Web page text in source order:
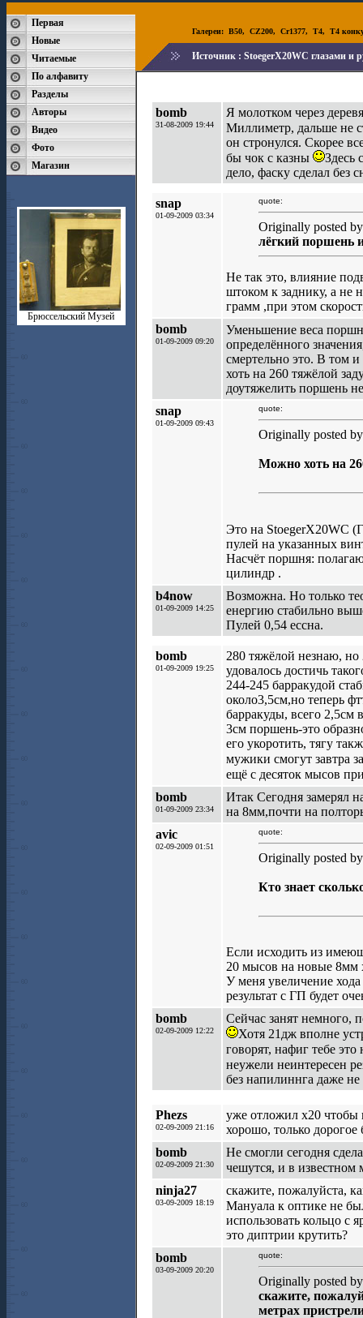
Первая
Новые
Читаемые
По алфавиту
Разделы
Авторы
Видео
Фото
Магазин
Брюссельский Музей
Галереи: B50, CZ200, Cr1377, T4, T4
Источник : StoegerX20WC глазами и
bomb
31-08-2009 19:44
Я молотком через
Миллиметр, дальше не
он стронулся. Скорее
бы чок с казны
Здесь
дело, фаску сделал без
snap
01-09-2009 03:34
quote:
Originally posted
лёгкий поршень
Не так это, влияние
штоком к заднику, а не
грамм ,при этом
bomb
01-09-2009 09:20
Уменьшение веса
определённого
смертельно это. В том
хоть на 260 тяжёлой
доутяжелить поршень
snap
01-09-2009 09:43
quote:
Originally posted
Можно хоть на
Это на StoegerX20WC
пулей на указанных
Насчёт поршня: полагаю
цилиндр .
b4now
01-09-2009 14:25
Возможна. Но только
енергию стабильно
Пулей 0,54 ессна.
bomb
01-09-2009 19:25
280 тяжёлой незнаю,
удовалось достичь
244-245 барракудой
около3,5см,но теперь
барракуды, всего 2,5см
3см поршень-это
его укоротить, тягу
мужики смогут завтра
ещё с десяток мысов
bomb
01-09-2009 23:34
Итак Сегодня замерял
на 8мм,почти на
avic
02-09-2009 01:51
quote:
Originally posted
Кто знает
Если исходить из
20 мысов на новые 8мм
У меня увеличение
результат с ГП будет
bomb
02-09-2009 12:22
Сейчас занят немного,
Хотя 21дж вполне
говорят, нафиг тебе
неужели неинтересен
без напилиннга даже
Phezs
02-09-2009 21:16
уже отложил х20 чтобы
хорошо, только дорогое
bomb
02-09-2009 21:30
Не смогли сегодня
чешутся, и в известном
ninja27
03-09-2009 18:19
скажите, пожалуйста,
Мануала к оптике не
использовать кольцо с
это диптрии крутить?
bomb
03-09-2009 20:20
quote:
Originally posted
скажите,
метрах